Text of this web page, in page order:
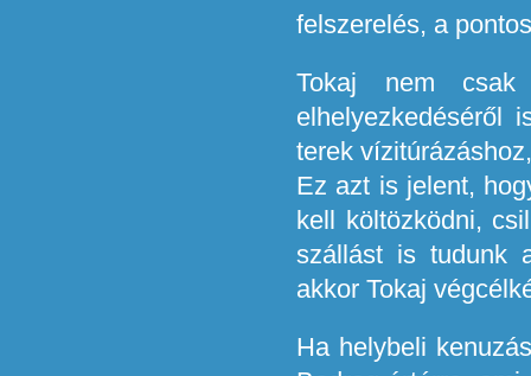
felszerelés, a
Tokaj nem
elhelyezkedéséről
terek
Ez azt is jelent,
kell költözködni,
szállást is tudunk
akkor Tokaj
Ha helybeli